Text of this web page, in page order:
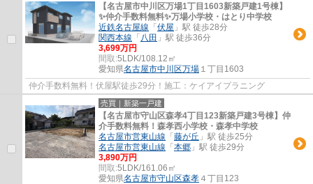
【名古屋市中川区万場1丁目1603新築戸建1号棟】
✨️仲介手数料無料✨️万場小学校・はとり中学校
近鉄名古屋線 「 伏屋 」駅 徒歩28分
関西本線 「 八田 」駅 徒歩36分
3,699万円
間取:5LDK/108.12㎡
愛知県名古屋市中川区万場 １丁目1603
仲介手数料無料！伏屋駅徒歩29分！施工：ケイアイプラニング
売買｜新築一戸建
【名古屋市守山区森孝4丁目123新築戸建3号棟】仲
介手数料無料！森孝西小学校・森孝中学校
名古屋市営東山線 「 藤が丘 」駅 徒歩25分
名古屋市営東山線 「 本郷 」駅 徒歩29分
3,890万円
間取:5LDK/161.06㎡
愛知県名古屋市守山区森孝 ４丁目123